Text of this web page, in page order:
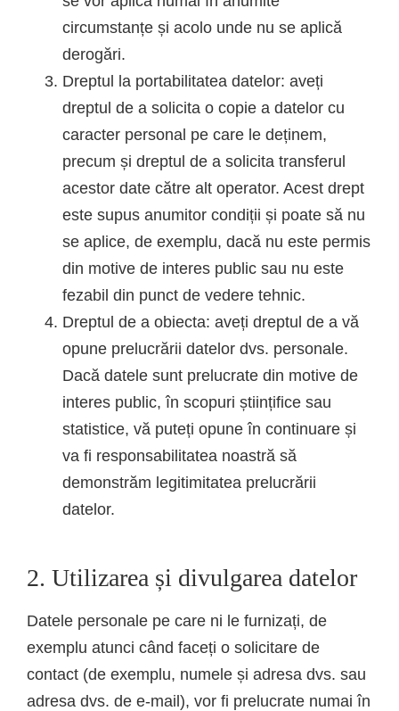
circumstanțe și acolo unde nu se aplică
derogări.
Dreptul la portabilitatea datelor: aveți
dreptul de a solicita o copie a datelor cu
caracter personal pe care le deținem,
precum și dreptul de a solicita transferul
acestor date către alt operator. Acest drept
este supus anumitor condiții și poate să nu
se aplice, de exemplu, dacă nu este permis
din motive de interes public sau nu este
fezabil din punct de vedere tehnic.
Dreptul de a obiecta: aveți dreptul de a vă
opune prelucrării datelor dvs. personale.
Dacă datele sunt prelucrate din motive de
interes public, în scopuri științifice sau
statistice, vă puteți opune în continuare și
va fi responsabilitatea noastră să
demonstrăm legitimitatea prelucrării
datelor.
2. Utilizarea și divulgarea datelor
Datele personale pe care ni le furnizați, de
exemplu atunci când faceți o solicitare de
contact (de exemplu, numele și adresa dvs. sau
adresa dvs. de e-mail), vor fi prelucrate numai în